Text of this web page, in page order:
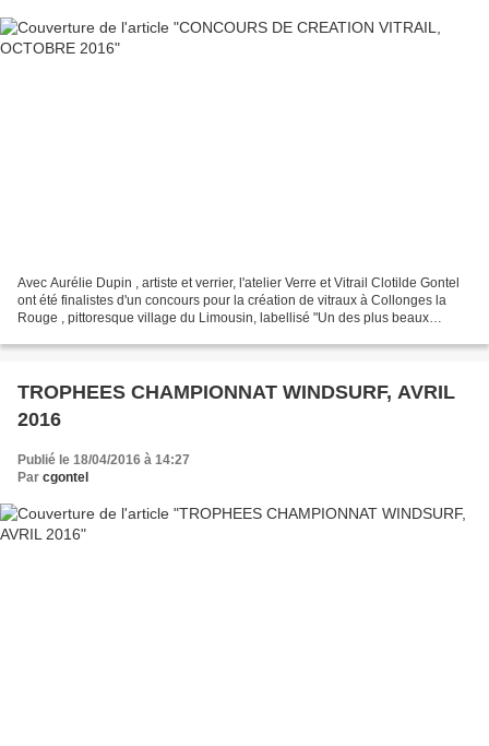
Avec Aurélie Dupin , artiste et verrier, l'atelier Verre et Vitrail Clotilde Gontel
ont été finalistes d'un concours pour la création de vitraux à Collonges la
Rouge , pittoresque village du Limousin, labellisé "Un des plus beaux
TROPHEES CHAMPIONNAT WINDSURF, AVRIL
2016
Publié le 18/04/2016 à 14:27
Par cgontel